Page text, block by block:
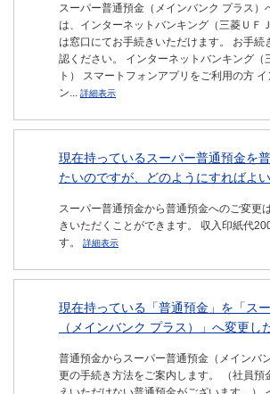
スーパー普通預金（メインバンク プラス）
は、インターネットバンキング（三菱ＵＦ
は窓口にてお手続きいただけます。 お手続
認ください。 インターネットバンキング（
ト） スマートフォンアプリをご利用の方
ン... 詳細表示
現在持っているスーパー普通預金を
たいのですが、どのようにすればよい
スーパー普通預金から普通預金へのご変更
きいただくことができます。 収入印紙代
す。
詳細表示
現在持っている「普通預金」を「ス
（メインバンク プラス）」へ変更し
普通預金からスーパー普通預金（メインバ
更の手続き方法をご案内します。 （社員預